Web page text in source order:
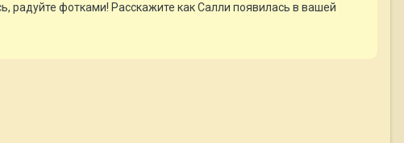
радуйте фотками! Расскажите как Салли появилась в вашей